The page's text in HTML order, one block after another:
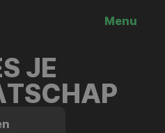
Menu
JE